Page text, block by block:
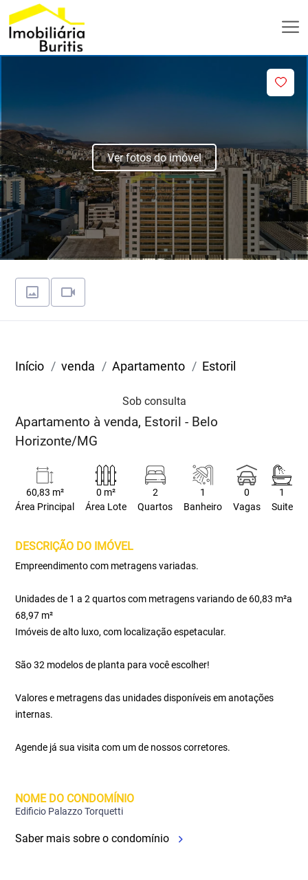
Ver fotos do imóvel
Início venda Apartamento Estoril
Sob consulta
Apartamento à venda, Estoril - Belo
Horizonte/MG
60,83 m²
Área Principal
0 m²
Área Lote
2
Quartos
1
Banheiro
0
Vagas
1
Suite
DESCRIÇÃO DO IMÓVEL
Empreendimento com metragens variadas.
Unidades de 1 a 2 quartos com metragens variando de 60,83 m²a
68,97 m²
Imóveis de alto luxo, com localização espetacular.
São 32 modelos de planta para você escolher!
Valores e metragens das unidades disponíveis em anotações
internas.
Agende já sua visita com um de nossos corretores.
NOME DO CONDOMÍNIO
Edificio Palazzo Torquetti
Saber mais sobre o condomínio